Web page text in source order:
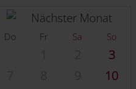
Do Fr Sa So
3
10